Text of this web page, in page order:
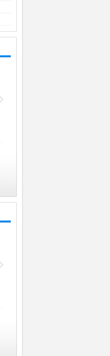
Kadına Yönelik Şiddetle Mücadele"